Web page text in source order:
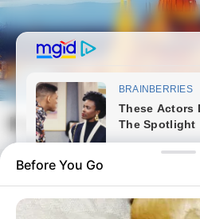
Skip
to
content
Magyarvilag.com
Before You Go